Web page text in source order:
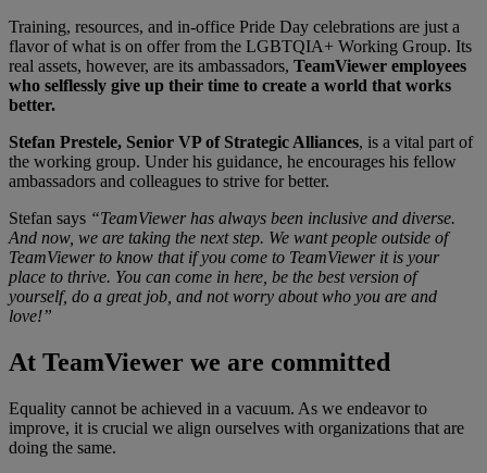
Training, resources, and in-office Pride Day celebrations are just a
flavor of what is on offer from the LGBTQIA+ Working Group. Its
real assets, however, are its ambassadors, TeamViewer employees
who selflessly give up their time to create a world that works
better.
Stefan Prestele, Senior VP of Strategic Alliances, is a vital part of
the working group. Under his guidance, he encourages his fellow
ambassadors and colleagues to strive for better.
Stefan says “TeamViewer has always been inclusive and diverse.
And now, we are taking the next step. We want people outside of
TeamViewer to know that if you come to TeamViewer it is your
place to thrive. You can come in here, be the best version of
yourself, do a great job, and not worry about who you are and
love!”
At TeamViewer we are committed
Equality cannot be achieved in a vacuum. As we endeavor to
improve, it is crucial we align ourselves with organizations that are
doing the same.